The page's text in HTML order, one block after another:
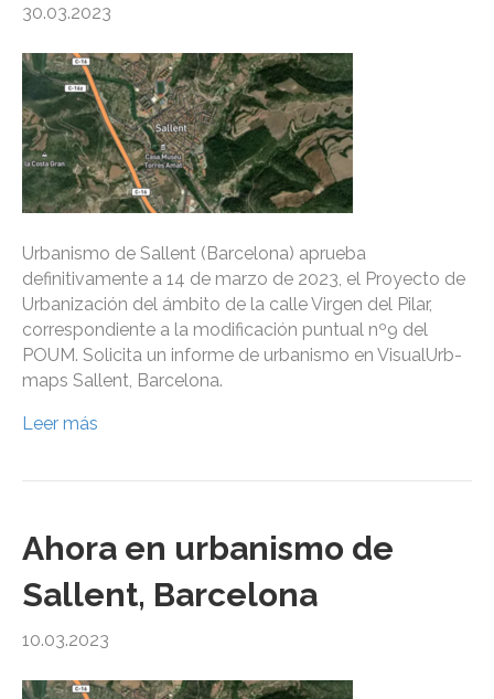
30.03.2023
Urbanismo de Sallent (Barcelona) aprueba
definitivamente a 14 de marzo de 2023, el Proyecto de
Urbanización del ámbito de la calle Virgen del Pilar,
correspondiente a la modificación puntual nº9 del
POUM. Solicita un informe de urbanismo en VisualUrb-
maps Sallent, Barcelona.
Leer más
Ahora en urbanismo de
Sallent, Barcelona
10.03.2023